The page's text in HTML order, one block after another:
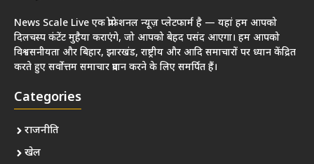
News Scale Live एक प्रोफेशनल न्यूज़ प्लेटफार्म है — यहां हम आपको
दिलचस्प कंटेंट मुहैया कराएंगे, जो आपको बेहद पसंद आएगा। हम आपको
विश्वसनीयता और बिहार, झारखंड, राष्ट्रीय और आदि समाचारों पर ध्यान केंद्रित
करते हुए सर्वोत्तम समाचार प्रदान करने के लिए समर्पित हैं।
Categories
राजनीति
खेल